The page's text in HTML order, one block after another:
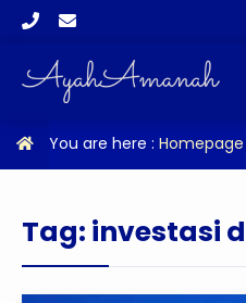
You are here : Homepage
Tag: investasi